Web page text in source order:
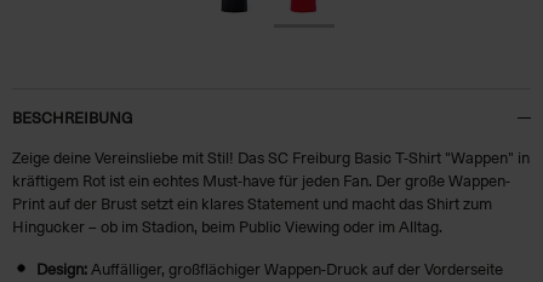
BESCHREIBUNG
Zeige deine Vereinsliebe mit Stil! Das SC Freiburg Basic T-Shirt "Wappen" in
kräftigem Rot ist ein echtes Must-have für jeden Fan. Der große Wappen-
Print auf der Brust setzt ein klares Statement und macht das Shirt zum
Hingucker – ob im Stadion, beim Public Viewing oder im Alltag.
Design:Auffälliger, großflächiger Wappen-Druck auf der Vorderseite